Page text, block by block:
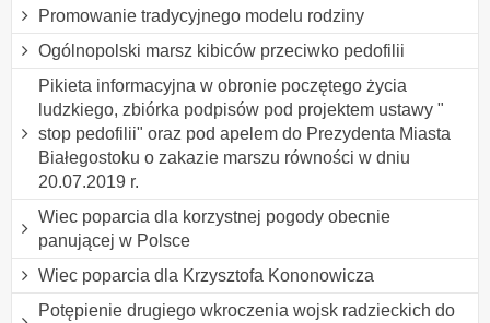
Promowanie tradycyjnego modelu rodziny
Ogólnopolski marsz kibiców przeciwko pedofilii
Pikieta informacyjna w obronie poczętego życia
ludzkiego, zbiórka podpisów pod projektem ustawy "
stop pedofilii" oraz pod apelem do Prezydenta Miasta
Białegostoku o zakazie marszu równości w dniu
20.07.2019 r.
Wiec poparcia dla korzystnej pogody obecnie
panującej w Polsce
Wiec poparcia dla Krzysztofa Kononowicza
Potępienie drugiego wkroczenia wojsk radzieckich do